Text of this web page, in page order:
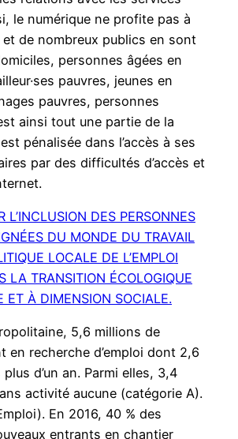
le numérique ne profite pas à
de nombreux publics en sont
personnes âgées en
pauvres, jeunes en
pauvres, personnes
ainsi tout une partie de la
pénalisée dans l’accès à ses
par des difficultés d’accès et
L’INCLUSION DES PERSONNES
DU MONDE DU TRAVAIL
LOCALE DE L’EMPLOI
LA TRANSITION ÉCOLOGIQUE
ET À DIMENSION SOCIALE.
5,6 millions de
en recherche d’emploi dont 2,6
d’un an. Parmi elles, 3,4
activité aucune (catégorie A).
En 2016, 40 % des
entrants en chantier